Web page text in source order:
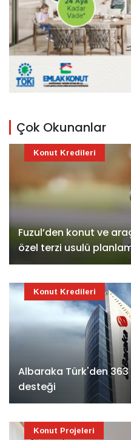
Çok Okunanlar
Fuzul’den konut ve
özel terzi usulü
Konut Kredileri
Albaraka Türk'den
desteği
Konut Kredileri
Konut Projeleri